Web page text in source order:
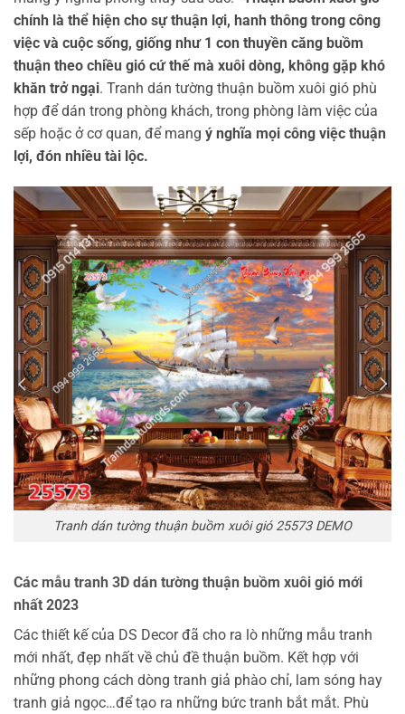
chính là thể hiện cho sự thuận lợi, hanh thông trong công
việc và cuộc sống, giống như 1 con thuyền căng buồm
thuận theo chiều gió cứ thế mà xuôi dòng, không gặp khó
khăn trở ngại. Tranh dán tường thuận buồm xuôi gió phù
hợp để dán trong phòng khách, trong phòng làm việc của
sếp hoặc ở cơ quan, để mang ý nghĩa mọi công việc thuận
lợi, đón nhiều tài lộc.
Tranh dán tường thuận buồm xuôi gió 25573 DEMO
Các mẫu tranh 3D dán tường thuận buồm xuôi gió mới
nhất 2023
Các thiết kế của DS Decor đã cho ra lò những mẫu tranh
mới nhất, đẹp nhất về chủ đề thuận buồm. Kết hợp với
những phong cách dòng tranh giả phào chỉ, lam sóng hay
tranh giả ngọc…để tạo ra những bức tranh bắt mắt. Phù